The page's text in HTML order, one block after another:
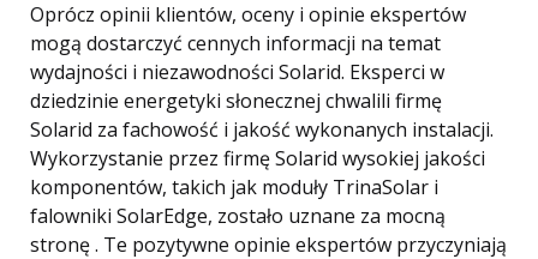
Oprócz opinii klientów, oceny i opinie ekspertów
mogą dostarczyć cennych informacji na temat
wydajności i niezawodności Solarid. Eksperci w
dziedzinie energetyki słonecznej chwalili firmę
Solarid za fachowość i jakość wykonanych instalacji.
Wykorzystanie przez firmę Solarid wysokiej jakości
komponentów, takich jak moduły TrinaSolar i
falowniki SolarEdge, zostało uznane za mocną
stronę . Te pozytywne opinie ekspertów przyczyniają